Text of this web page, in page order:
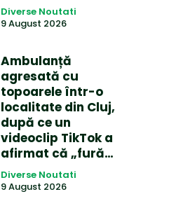
Diverse Noutati
9 August 2026
Ambulanță
agresată cu
topoarele într-o
localitate din Cluj,
după ce un
videoclip TikTok a
afirmat că „fură…
Diverse Noutati
9 August 2026